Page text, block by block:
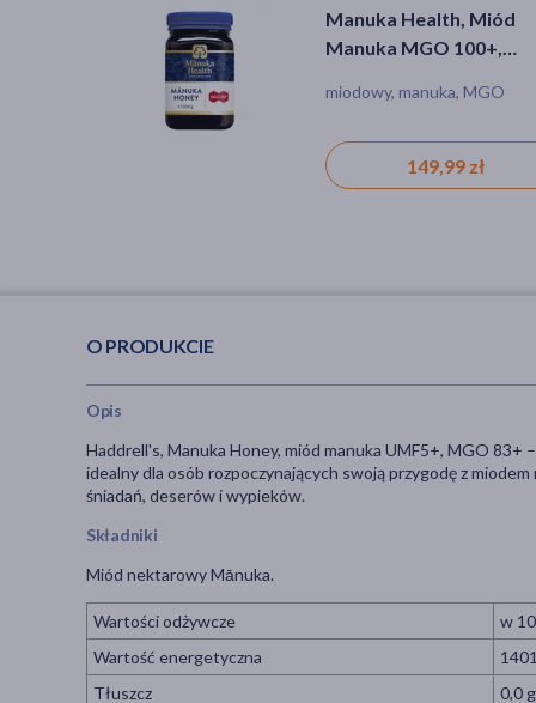
Manuka Health, Miód
Manuka MGO 100+,
miodowy, manuka, MGO
149,99 zł
Bebilon Profutura
DUOBIOTIK 5, formuła
życia, proszek, 800 g
proszek
65,99 zł
O PRODUKCIE
Opis
Haddrell's, Manuka Honey, miód manuka UMF5+, MGO 83+
idealny dla osób rozpoczynających swoją przygodę z
śniadań, deserów i wypieków.
Składniki
Miód nektarowy Mānuka.
Wartości odżywcze w
Wartość energetyczna
Tłuszcz
0,0 g